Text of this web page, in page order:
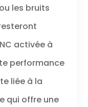
les bruits
activée à
performance
liée à la
qui offre une